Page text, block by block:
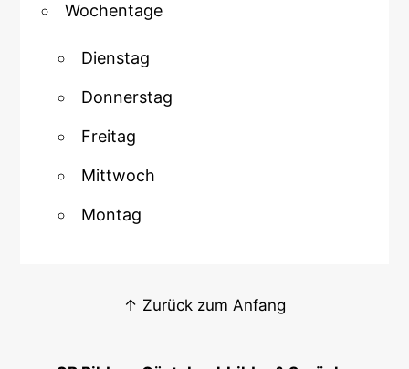
Wochentage
Dienstag
Donnerstag
Freitag
Mittwoch
Montag
↑ Zurück zum Anfang